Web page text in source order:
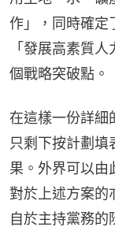
作」，同時確定
「發展高素質
個戰略突破點。
在這樣一份詳細
只剩下按計劃填
果。外界可以由
對於上述方案的
自於主持黨務的